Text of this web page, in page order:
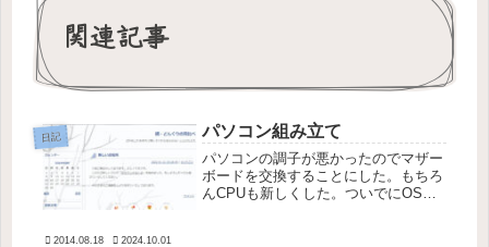
関連記事
日記 パソコン組み立て
パソコンの調子が悪かったのでマザー
ボードを交換することにした。もちろ
んCPUも新しくした。ついでにOSが
2014.08.18 2024.10.01